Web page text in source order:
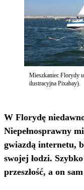
Mieszkaniec Florydy
ilustracyjna Pixabay).
W Florydę
Niepełnosprawny
gwiazdą internetu,
swojej łodzi.
przeszłość, a on